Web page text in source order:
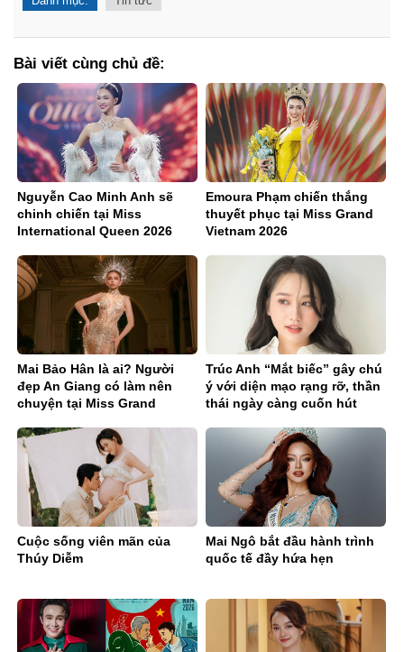
Bài viết cùng chủ đề:
Nguyễn Cao Minh Anh sẽ
chinh chiến tại Miss
International Queen 2026
Emoura Phạm chiến thắng
thuyết phục tại Miss Grand
Vietnam 2026
Mai Bảo Hân là ai? Người
đẹp An Giang có làm nên
chuyện tại Miss Grand
Trúc Anh “Mắt biếc” gây chú
ý với diện mạo rạng rỡ, thần
thái ngày càng cuốn hút
Cuộc sống viên mãn của
Thúy Diễm
Mai Ngô bắt đầu hành trình
quốc tế đầy hứa hẹn